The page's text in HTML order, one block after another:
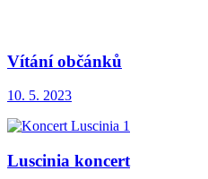
Vítání občánků
10. 5. 2023
Luscinia koncert